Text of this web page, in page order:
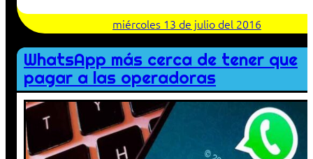
miércoles 13 de julio del 2016
WhatsApp más cerca de tener que
pagar a las operadoras